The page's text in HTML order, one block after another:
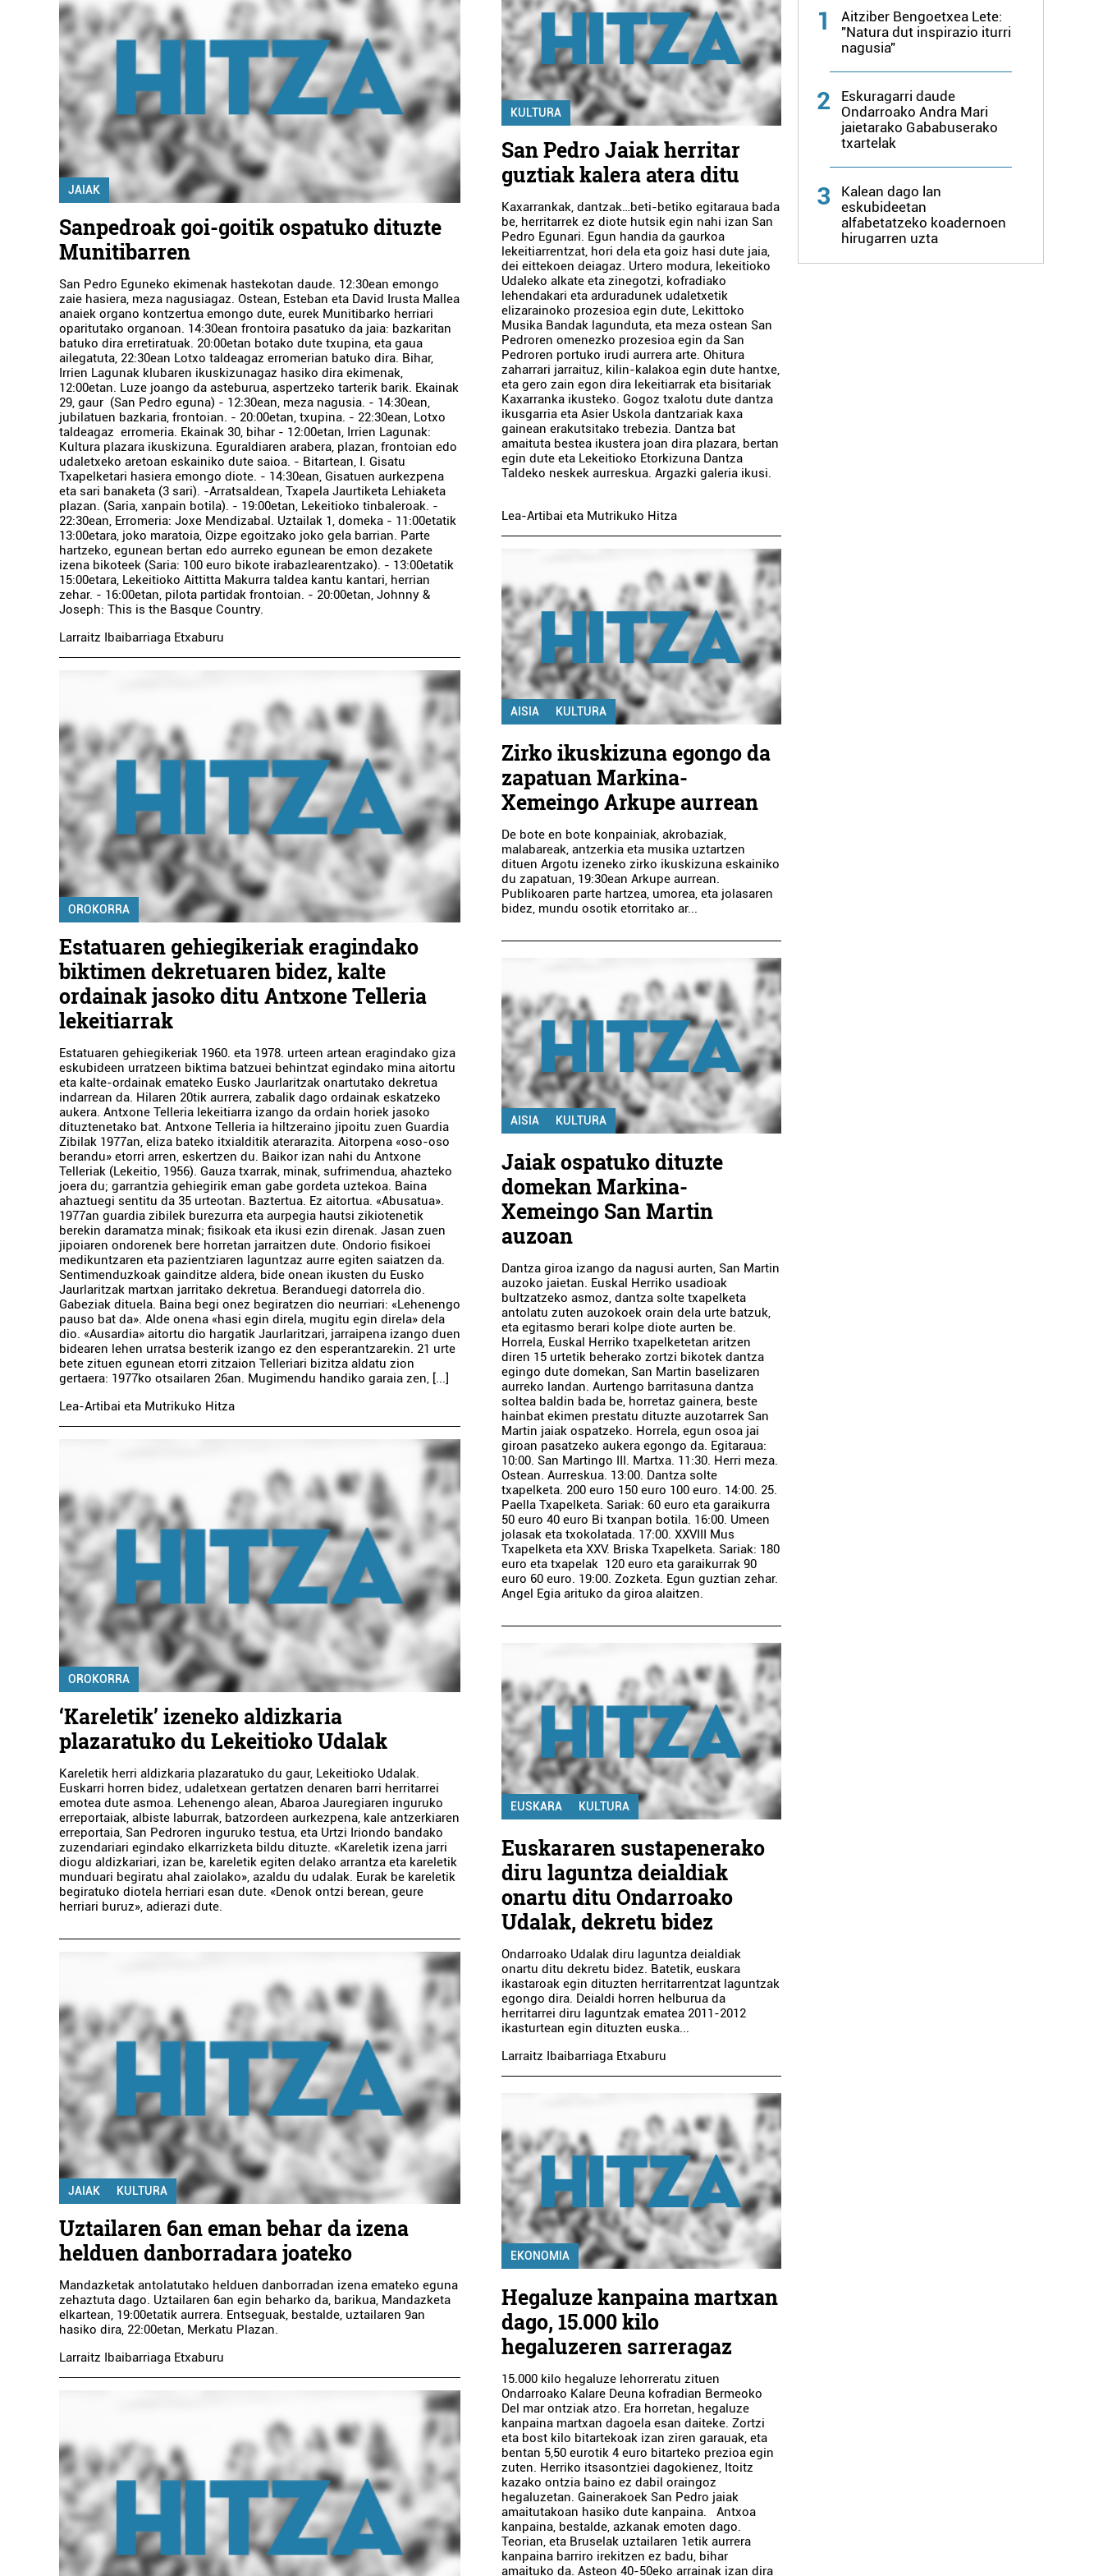
JAIAK
Sanpedroak goi-goitik ospatuko dituzte
Munitibarren
San Pedro Eguneko ekimenak hastekotan daude. 12:30ean emongo
zaie hasiera, meza nagusiagaz. Ostean, Esteban eta David Irusta Mallea
anaiek organo kontzertua emongo dute, eurek Munitibarko herriari
oparitutako organoan. 14:30ean frontoira pasatuko da jaia: bazkaritan
batuko dira erretiratuak. 20:00etan botako dute txupina, eta gaua
ailegatuta, 22:30ean Lotxo taldeagaz erromerian batuko dira. Bihar,
Irrien Lagunak klubaren ikuskizunagaz hasiko dira ekimenak,
12:00etan. Luze joango da asteburua, aspertzeko tarterik barik. Ekainak
29, gaur (San Pedro eguna) - 12:30ean, meza nagusia. - 14:30ean,
jubilatuen bazkaria, frontoian. - 20:00etan, txupina. - 22:30ean, Lotxo
taldeagaz erromeria. Ekainak 30, bihar - 12:00etan, Irrien Lagunak:
Kultura plazara ikuskizuna. Eguraldiaren arabera, plazan, frontoian edo
udaletxeko aretoan eskainiko dute saioa. - Bitartean, I. Gisatu
Txapelketari hasiera emongo diote. - 14:30ean, Gisatuen aurkezpena
eta sari banaketa (3 sari). -Arratsaldean, Txapela Jaurtiketa Lehiaketa
plazan. (Saria, xanpain botila). - 19:00etan, Lekeitioko tinbaleroak. -
22:30ean, Erromeria: Joxe Mendizabal. Uztailak 1, domeka - 11:00etatik
13:00etara, joko maratoia, Oizpe egoitzako joko gela barrian. Parte
hartzeko, egunean bertan edo aurreko egunean be emon dezakete
izena bikoteek (Saria: 100 euro bikote irabazlearentzako). - 13:00etatik
15:00etara, Lekeitioko Aittitta Makurra taldea kantu kantari, herrian
zehar. - 16:00etan, pilota partidak frontoian. - 20:00etan, Johnny &
Joseph: This is the Basque Country.
Larraitz Ibaibarriaga Etxaburu
OROKORRA
Estatuaren gehiegikeriak eragindako
biktimen dekretuaren bidez, kalte
ordainak jasoko ditu Antxone Telleria
lekeitiarrak
Estatuaren gehiegikeriak 1960. eta 1978. urteen artean eragindako giza
eskubideen urratzeen biktima batzuei behintzat egindako mina aitortu
eta kalte-ordainak emateko Eusko Jaurlaritzak onartutako dekretua
indarrean da. Hilaren 20tik aurrera, zabalik dago ordainak eskatzeko
aukera. Antxone Telleria lekeitiarra izango da ordain horiek jasoko
dituztenetako bat. Antxone Telleria ia hiltzeraino jipoitu zuen Guardia
Zibilak 1977an, eliza bateko itxialditik aterarazita. Aitorpena «oso-oso
berandu» etorri arren, eskertzen du. Baikor izan nahi du Antxone
Telleriak (Lekeitio, 1956). Gauza txarrak, minak, sufrimendua, ahazteko
joera du; garrantzia gehiegirik eman gabe gordeta uztekoa. Baina
ahaztuegi sentitu da 35 urteotan. Baztertua. Ez aitortua. «Abusatua».
1977an guardia zibilek burezurra eta aurpegia hautsi zikiotenetik
berekin daramatza minak; fisikoak eta ikusi ezin direnak. Jasan zuen
jipoiaren ondorenek bere horretan jarraitzen dute. Ondorio fisikoei
medikuntzaren eta pazientziaren laguntzaz aurre egiten saiatzen da.
Sentimenduzkoak gainditze aldera, bide onean ikusten du Eusko
Jaurlaritzak martxan jarritako dekretua. Beranduegi datorrela dio.
Gabeziak dituela. Baina begi onez begiratzen dio neurriari: «Lehenengo
pauso bat da». Alde onena «hasi egin direla, mugitu egin direla» dela
dio. «Ausardia» aitortu dio hargatik Jaurlaritzari, jarraipena izango duen
bidearen lehen urratsa besterik izango ez den esperantzarekin. 21 urte
bete zituen egunean etorri zitzaion Telleriari bizitza aldatu zion
gertaera: 1977ko otsailaren 26an. Mugimendu handiko garaia zen, [...]
Lea-Artibai eta Mutrikuko Hitza
OROKORRA
‘Kareletik’ izeneko aldizkaria
plazaratuko du Lekeitioko Udalak
Kareletik herri aldizkaria plazaratuko du gaur, Lekeitioko Udalak.
Euskarri horren bidez, udaletxean gertatzen denaren barri herritarrei
emotea dute asmoa. Lehenengo alean, Abaroa Jauregiaren inguruko
erreportaiak, albiste laburrak, batzordeen aurkezpena, kale antzerkiaren
erreportaia, San Pedroren inguruko testua, eta Urtzi Iriondo bandako
zuzendariari egindako elkarrizketa bildu dituzte. «Kareletik izena jarri
diogu aldizkariari, izan be, kareletik egiten delako arrantza eta kareletik
munduari begiratu ahal zaiolako», azaldu du udalak. Eurak be kareletik
begiratuko diotela herriari esan dute. «Denok ontzi berean, geure
herriari buruz», adierazi dute.
JAIAK KULTURA
Uztailaren 6an eman behar da izena
helduen danborradara joateko
Mandazketak antolatutako helduen danborradan izena emateko eguna
zehaztuta dago. Uztailaren 6an egin beharko da, barikua, Mandazketa
elkartean, 19:00etatik aurrera. Entseguak, bestalde, uztailaren 9an
hasiko dira, 22:00etan, Merkatu Plazan.
Larraitz Ibaibarriaga Etxaburu
KULTURA
San Pedro Jaiak herritar
guztiak kalera atera ditu
Kaxarrankak, dantzak…beti-betiko egitaraua bada
be, herritarrek ez diote hutsik egin nahi izan San
Pedro Egunari. Egun handia da gaurkoa
lekeitiarrentzat, hori dela eta goiz hasi dute jaia,
dei eittekoen deiagaz. Urtero modura, lekeitioko
Udaleko alkate eta zinegotzi, kofradiako
lehendakari eta arduradunek udaletxetik
elizarainoko prozesioa egin dute, Lekittoko
Musika Bandak lagunduta, eta meza ostean San
Pedroren omenezko prozesioa egin da San
Pedroren portuko irudi aurrera arte. Ohitura
zaharrari jarraituz, kilin-kalakoa egin dute hantxe,
eta gero zain egon dira lekeitiarrak eta bisitariak
Kaxarranka ikusteko. Gogoz txalotu dute dantza
ikusgarria eta Asier Uskola dantzariak kaxa
gainean erakutsitako trebezia. Dantza bat
amaituta bestea ikustera joan dira plazara, bertan
egin dute eta Lekeitioko Etorkizuna Dantza
Taldeko neskek aurreskua. Argazki galeria ikusi.
Lea-Artibai eta Mutrikuko Hitza
AISIA KULTURA
Zirko ikuskizuna egongo da
zapatuan Markina-
Xemeingo Arkupe aurrean
De bote en bote konpainiak, akrobaziak,
malabareak, antzerkia eta musika uztartzen
dituen Argotu izeneko zirko ikuskizuna eskainiko
du zapatuan, 19:30ean Arkupe aurrean.
Publikoaren parte hartzea, umorea, eta jolasaren
bidez, mundu osotik etorritako ar...
AISIA KULTURA
Jaiak ospatuko dituzte
domekan Markina-
Xemeingo San Martin
auzoan
Dantza giroa izango da nagusi aurten, San Martin
auzoko jaietan. Euskal Herriko usadioak
bultzatzeko asmoz, dantza solte txapelketa
antolatu zuten auzokoek orain dela urte batzuk,
eta egitasmo berari kolpe diote aurten be.
Horrela, Euskal Herriko txapelketetan aritzen
diren 15 urtetik beherako zortzi bikotek dantza
egingo dute domekan, San Martin baselizaren
aurreko landan. Aurtengo barritasuna dantza
soltea baldin bada be, horretaz gainera, beste
hainbat ekimen prestatu dituzte auzotarrek San
Martin jaiak ospatzeko. Horrela, egun osoa jai
giroan pasatzeko aukera egongo da. Egitaraua:
10:00. San Martingo III. Martxa. 11:30. Herri meza.
Ostean. Aurreskua. 13:00. Dantza solte
txapelketa. 200 euro 150 euro 100 euro. 14:00. 25.
Paella Txapelketa. Sariak: 60 euro eta garaikurra
50 euro 40 euro Bi txanpan botila. 16:00. Umeen
jolasak eta txokolatada. 17:00. XXVIII Mus
Txapelketa eta XXV. Briska Txapelketa. Sariak: 180
euro eta txapelak 120 euro eta garaikurrak 90
euro 60 euro. 19:00. Zozketa. Egun guztian zehar.
Angel Egia arituko da giroa alaitzen.
EUSKARA KULTURA
Euskararen sustapenerako
diru laguntza deialdiak
onartu ditu Ondarroako
Udalak, dekretu bidez
Ondarroako Udalak diru laguntza deialdiak
onartu ditu dekretu bidez. Batetik, euskara
ikastaroak egin dituzten herritarrentzat laguntzak
egongo dira. Deialdi horren helburua da
herritarrei diru laguntzak ematea 2011-2012
ikasturtean egin dituzten euska...
Larraitz Ibaibarriaga Etxaburu
EKONOMIA
Hegaluze kanpaina martxan
dago, 15.000 kilo
hegaluzeren sarreragaz
15.000 kilo hegaluze lehorreratu zituen
Ondarroako Kalare Deuna kofradian Bermeoko
Del mar ontziak atzo. Era horretan, hegaluze
kanpaina martxan dagoela esan daiteke. Zortzi
eta bost kilo bitartekoak izan ziren garauak, eta
bentan 5,50 eurotik 4 euro bitarteko prezioa egin
zuten. Herriko itsasontziei dagokienez, Itoitz
kazako ontzia baino ez dabil oraingoz
hegaluzetan. Gainerakoek San Pedro jaiak
amaitutakoan hasiko dute kanpaina. Antxoa
kanpaina, bestalde, azkanak emoten dago.
Teorian, eta Bruselak uztailaren 1etik aurrera
kanpaina barriro irekitzen ez badu, bihar
amaituko da. Asteon 40-50eko arrainak izan dira
1
Aitziber Bengoetxea Lete:
"Natura dut inspirazio iturri
nagusia"
2
Eskuragarri daude
Ondarroako Andra Mari
jaietarako Gababuserako
txartelak
3
Kalean dago lan
eskubideetan
alfabetatzeko koadernoen
hirugarren uzta